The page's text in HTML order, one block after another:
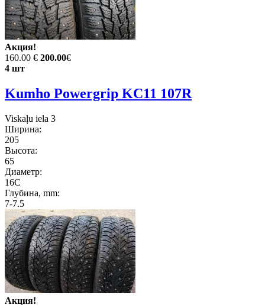
Акция!
160.00 € 200.00€
4 шт
Kumho Powergrip KC11 107R
Viskaļu iela 3
Ширина:
205
Высота:
65
Диаметр:
16C
Глубина, mm:
7-7.5
Акция!